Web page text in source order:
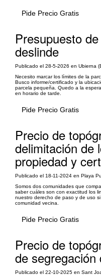
Pide Precio Gratis
Presupuesto
deslinde
Publicado el 28-5-2026 en Ubierna
Necesito marcar los límites de la
Busco informe/certificado y la
parcela pequeña. Quedo a la
en horario de tarde.
Pide Precio Gratis
Precio de
delimitación de
propiedad y
Publicado el 18-11-2024 en Playa
Somos dos comunidades que
saber cuáles son con exactitud los
nuestro derecho de paso y de uso
comunidad vecina.
Pide Precio Gratis
Precio de
de segregación
Publicado el 22-10-2025 en Sant